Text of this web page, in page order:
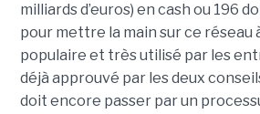
milliards d’euros) en cash ou 196
pour mettre la main sur ce réseau
populaire et très utilisé par les
déjà approuvé par les deux
doit encore passer par un